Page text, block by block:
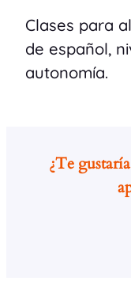
Clases para
de español,
autonomía.
¿Te